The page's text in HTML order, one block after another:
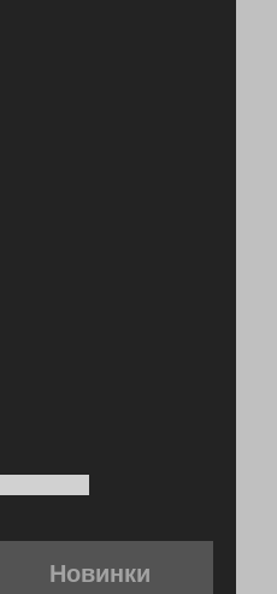
Новинки